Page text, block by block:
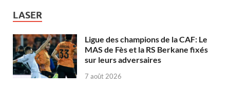
LASER
Ligue des champions de la CAF: Le
MAS de Fès et la RS Berkane fixés
sur leurs adversaires
7 août 2026